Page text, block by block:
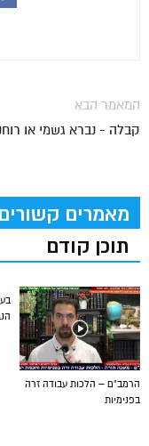
המאמר הבא
קבלה - נברא גשמי או
מאמרים קשורים
תוכן קודם
הרמב”ם – הלכות עבודה זרה
בפנימיות